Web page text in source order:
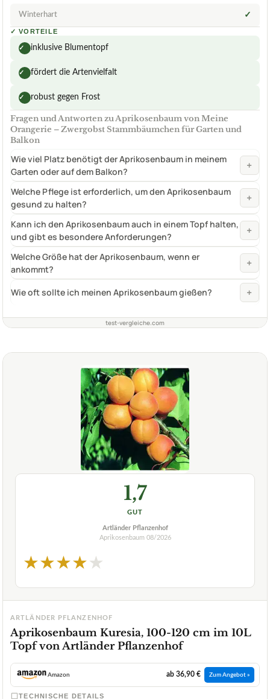
Winterhart ✓
✓ VORTEILE
✓ inklusive Blumentopf
✓ fördert die Artenvielfalt
✓ robust gegen Frost
Fragen und Antworten zu Aprikosenbaum von Meine
Orangerie – Zwergobst Stammbäumchen für Garten und
Balkon
Wie viel Platz benötigt der Aprikosenbaum in meinem
Garten oder auf dem Balkon?
+
Welche Pflege ist erforderlich, um den Aprikosenbaum
gesund zu halten?
+
Kann ich den Aprikosenbaum auch in einem Topf halten,
und gibt es besondere Anforderungen?
+
Welche Größe hat der Aprikosenbaum, wenn er
ankommt?
+
Wie oft sollte ich meinen Aprikosenbaum gießen? +
test-vergleiche.com
1,7
GUT
Artländer Pflanzenhof
Aprikosenbaum 08/2026
★★★★★
ARTLÄNDER PFLANZENHOF
Aprikosenbaum Kuresia, 100-120 cm im 10L
Topf von Artländer Pflanzenhof
Amazon ab 36,90 € Zum Angebot »
TECHNISCHE DETAILS